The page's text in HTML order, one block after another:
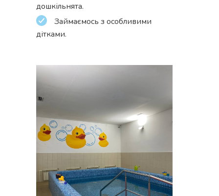
дошкільнята.
Займаємось з особливими
дітками.